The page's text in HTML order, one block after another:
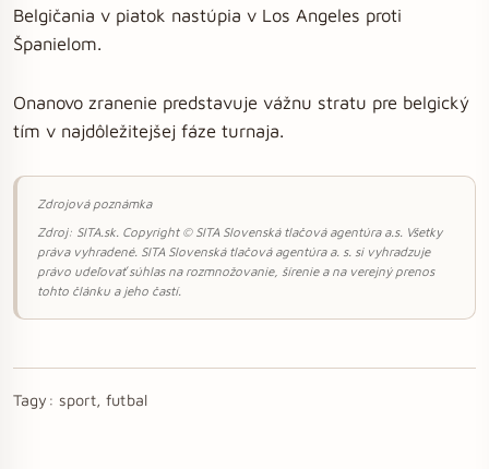
Belgičania v piatok nastúpia v Los Angeles proti
Španielom.
Onanovo zranenie predstavuje vážnu stratu pre belgický
tím v najdôležitejšej fáze turnaja.
Zdrojová poznámka
Zdroj: SITA.sk. Copyright © SITA Slovenská tlačová agentúra a.s. Všetky
práva vyhradené. SITA Slovenská tlačová agentúra a. s. si vyhradzuje
právo udeľovať súhlas na rozmnožovanie, šírenie a na verejný prenos
tohto článku a jeho častí.
Tagy: sport, futbal